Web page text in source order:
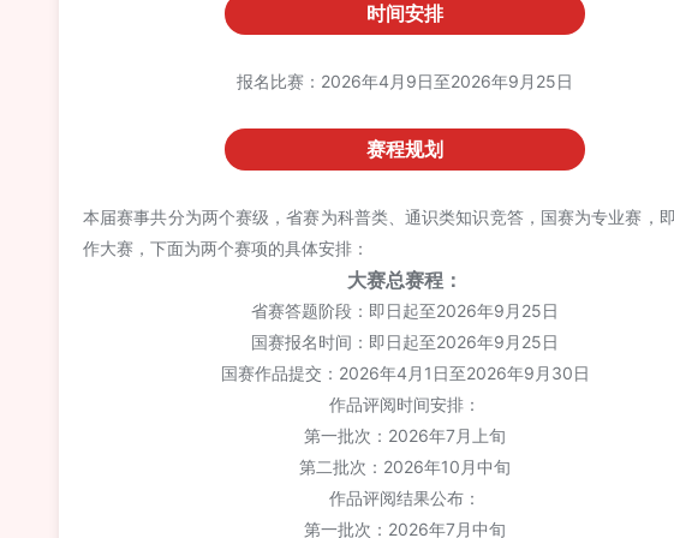
时间安排
报名比赛：2026年4月9日至2026年9月25日
赛程规划
本届赛事共分为两个赛级，省赛为科普类、通识类知识竞答，国赛为专业赛，
作大赛，下面为两个赛项的具体安排：
大赛总赛程：
省赛答题阶段：即日起至2026年9月25日
国赛报名时间：即日起至2026年9月25日
国赛作品提交：2026年4月1日至2026年9月30日
作品评阅时间安排：
第一批次：2026年7月上旬
第二批次：2026年10月中旬
作品评阅结果公布：
第一批次：2026年7月中旬